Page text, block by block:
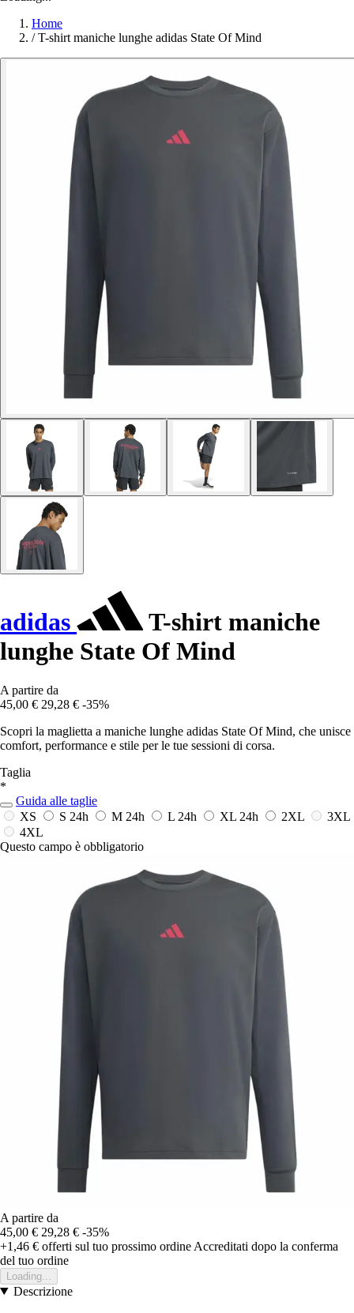
Home
/ T-shirt maniche lunghe adidas State Of Mind
adidas
T-shirt maniche
lunghe State Of Mind
A partire da
45,00 € 29,28 € -35%
Scopri la maglietta a maniche lunghe adidas State Of Mind, che unisce
comfort, performance e stile per le tue sessioni di corsa.
Taglia
*
Guida alle taglie
XS
S 24h M 24h L 24h XL 24h 2XL
3XL
4XL
Questo campo è obbligatorio
A partire da
45,00 € 29,28 € -35%
+1,46 € offerti sul tuo prossimo ordine Accreditati dopo la conferma
del tuo ordine
Loading...
Descrizione